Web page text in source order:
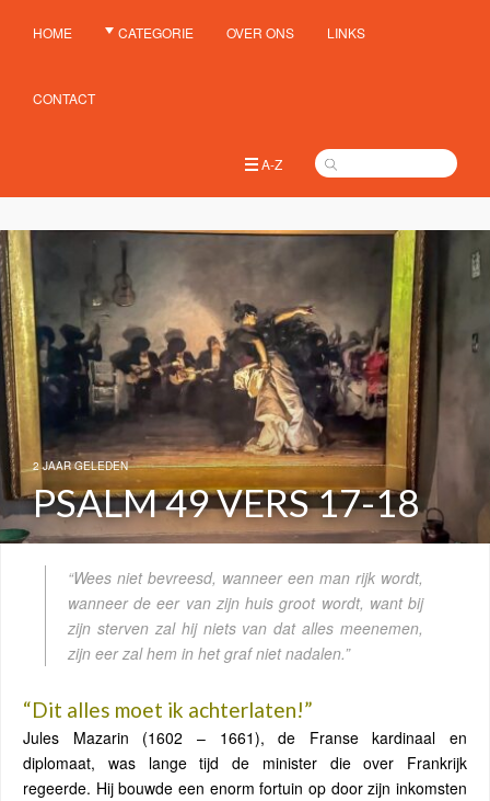
HOME CATEGORIE OVER ONS LINKS
CONTACT
A-Z
2 JAAR GELEDEN
PSALM 49 VERS 17-18
“Wees niet bevreesd, wanneer een man rijk wordt,
wanneer de eer van zijn huis groot wordt, want bij
zijn sterven zal hij niets van dat alles meenemen,
zijn eer zal hem in het graf niet nadalen.”
“Dit alles moet ik achterlaten!”
Jules Mazarin (1602 – 1661), de Franse kardinaal en
diplomaat, was lange tijd de minister die over Frankrijk
regeerde. Hij bouwde een enorm fortuin op door zijn inkomsten